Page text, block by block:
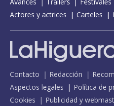
Actores y actrices
Carteles
Contacto Redacción
Aspectos legales
Política de
Cookies
Publicidad y